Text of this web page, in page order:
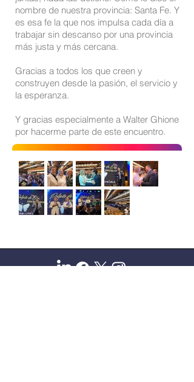
nombre de nuestra provincia: Santa Fe. Y
es esa fe la que nos impulsa cada día a
trabajar sin descanso por una provincia
más justa y más cercana.
Gracias a todos los que creen y
construyen desde la pasión, el servicio y
la esperanza.
Y gracias especialmente a Walter Ghione
por hacerme parte de este encuentro.